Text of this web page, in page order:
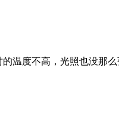
温度不高，光照也没那